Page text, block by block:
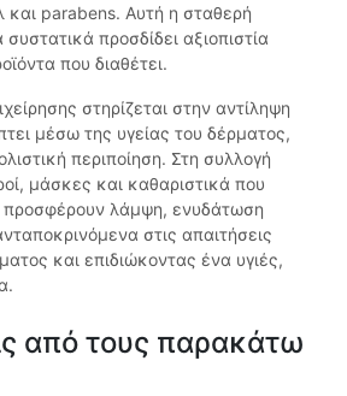
parabens. Αυτή η σταθερή
προσδίδει αξιοπιστία
που διαθέτει.
στηρίζεται στην αντίληψη
μέσω της υγείας του δέρματος,
περιποίηση. Στη συλλογή
μάσκες και καθαριστικά που
προσφέρουν λάμψη, ενυδάτωση
στις απαιτήσεις
και επιδιώκοντας ένα υγιές,
από τους παρακάτω